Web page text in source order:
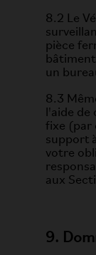
8.2 Le
pièce
un
8.3
l'aide de
fixe (par
support
votre
aux
9.